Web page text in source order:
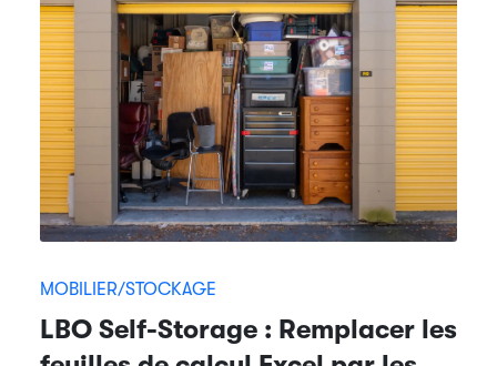
MOBILIER/STOCKAGE
LBO Self-Storage : Remplacer les